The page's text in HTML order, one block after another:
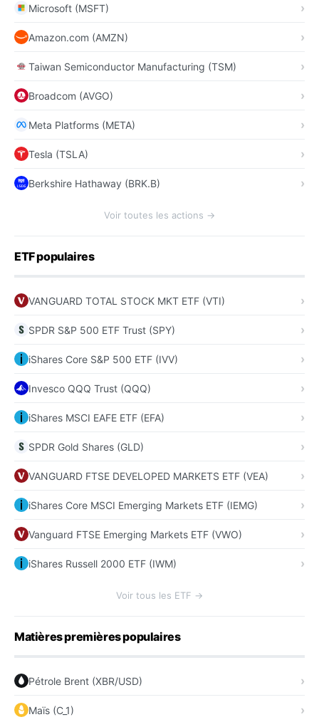
Microsoft (MSFT)
Amazon.com (AMZN)
Taiwan Semiconductor Manufacturing (TSM)
Broadcom (AVGO)
Meta Platforms (META)
Tesla (TSLA)
Berkshire Hathaway (BRK.B)
Voir toutes les actions →
ETF populaires
VANGUARD TOTAL STOCK MKT ETF (VTI)
SPDR S&P 500 ETF Trust (SPY)
iShares Core S&P 500 ETF (IVV)
Invesco QQQ Trust (QQQ)
iShares MSCI EAFE ETF (EFA)
SPDR Gold Shares (GLD)
VANGUARD FTSE DEVELOPED MARKETS ETF (VEA)
iShares Core MSCI Emerging Markets ETF (IEMG)
Vanguard FTSE Emerging Markets ETF (VWO)
iShares Russell 2000 ETF (IWM)
Voir tous les ETF →
Matières premières populaires
Pétrole Brent (XBR/USD)
Maïs (C_1)